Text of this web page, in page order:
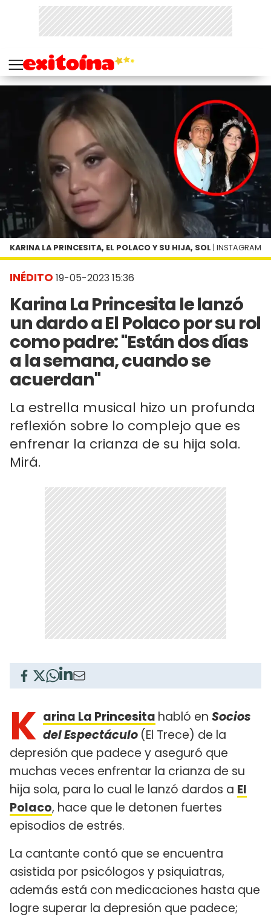
INÉDITO 19-05-2023 15:36
Karina La Princesita le lanzó
un dardo a El Polaco por su rol
como padre: "Están dos días
a la semana, cuando se
acuerdan"
La estrella musical hizo un profunda
reflexión sobre lo complejo que es
enfrenar la crianza de su hija sola.
Mirá.
KARINA LA PRINCESITA, EL POLACO Y SU HIJA, SOL | INSTAGRAM
K arina La Princesita habló en Socios
del Espectáculo (El Trece) de la
depresión que padece y aseguró que
muchas veces enfrentar la crianza de su
hija sola, para lo cual le lanzó dardos a El
Polaco, hace que le detonen fuertes
episodios de estrés.
La cantante contó que se encuentra
asistida por psicólogos y psiquiatras,
además está con medicaciones hasta que
logre superar la depresión que padece;